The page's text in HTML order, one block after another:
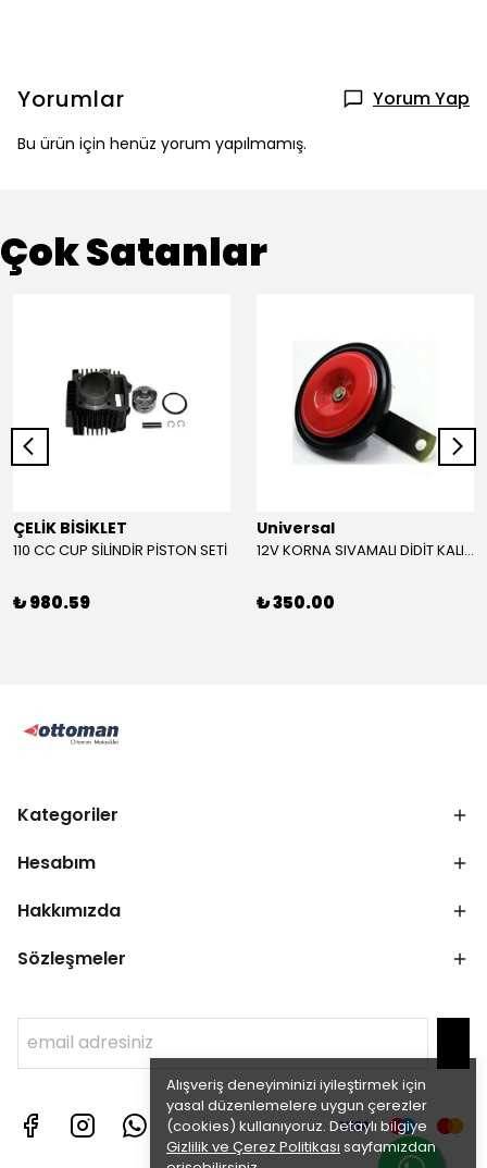
Alışveriş deneyiminizi iyileştirmek için
yasal düzenlemelere uygun çerezler
(cookies) kullanıyoruz. Detaylı bilgiye
Gizlilik ve Çerez Politikası sayfamızdan
Yorumlar Yorum Yap
Bu ürün için henüz yorum yapılmamış.
Çok Satanlar
ÇELİK BİSİKLET
110 CC CUP SİLİNDİR PİSTON SETİ
₺ 980.59
Universal
12V KORNA SIVAMALI DİDİT KALIN SESLİ (KIRMIZI)
₺ 350.00
Kategoriler
Hesabım
Hakkımızda
Sözleşmeler